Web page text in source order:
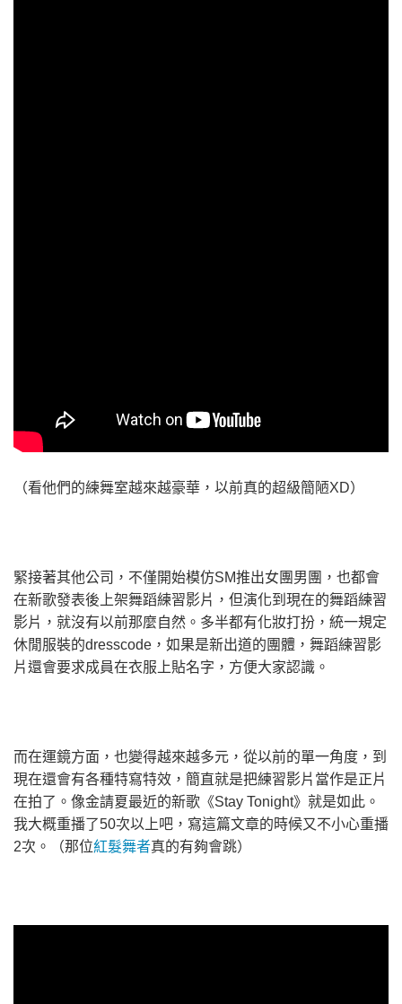
（看他們的練舞室越來越豪華，以前真的超級簡陋XD）
緊接著其他公司，不僅開始模仿SM推出女團男團，也都會
在新歌發表後上架舞蹈練習影片，但演化到現在的舞蹈練習
影片，就沒有以前那麼自然。多半都有化妝打扮，統一規定
休閒服裝的dresscode，如果是新出道的團體，舞蹈練習影
片還會要求成員在衣服上貼名字，方便大家認識。
而在運鏡方面，也變得越來越多元，從以前的單一角度，到
現在還會有各種特寫特效，簡直就是把練習影片當作是正片
在拍了。像金請夏最近的新歌《Stay Tonight》就是如此。
我大概重播了50次以上吧，寫這篇文章的時候又不小心重播
2次。（那位紅髮舞者真的有夠會跳）